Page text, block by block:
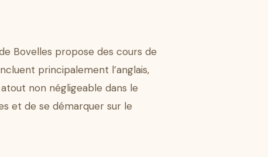
Bovelles propose des cours de
principalement l’anglais,
non négligeable dans le
et de se démarquer sur le